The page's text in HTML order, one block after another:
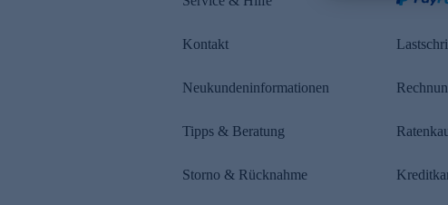
Kontakt
Neukundeninformationen
Tipps & Beratung
Storno & Rücknahme